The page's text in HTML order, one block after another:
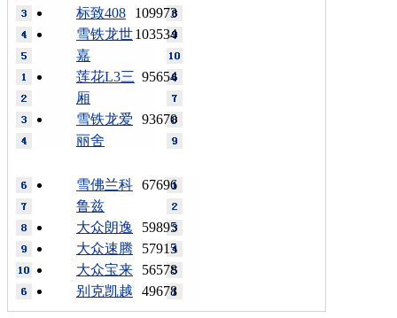
109973
标致408
103534
雪铁龙世
嘉
95654
莲花L3三
厢
93670
雪铁龙爱
丽舍
67696
雪佛兰科
鲁兹
59895
大众朗逸
57915
大众速腾
56578
大众宝来
49678
别克凯越